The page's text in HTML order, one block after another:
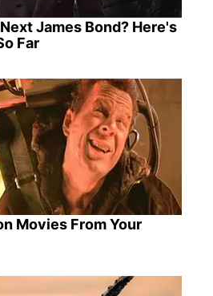
James Bond? Here's
Far
Movies From Your